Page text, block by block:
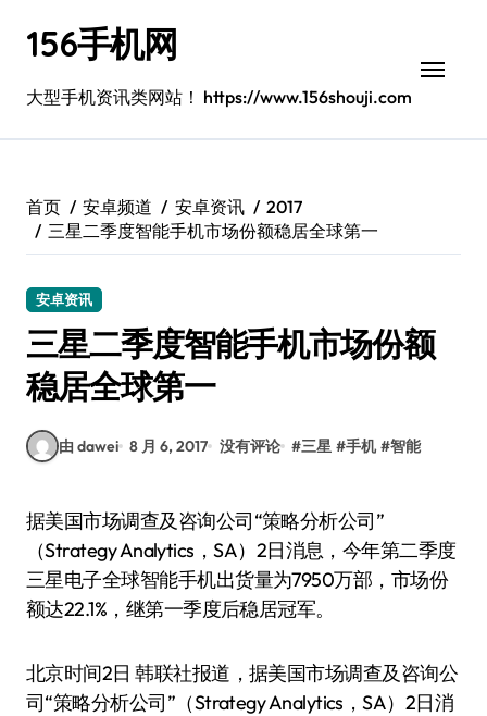
156手机网
大型手机资讯类网站！ https://www.156shouji.com
首页 安卓频道 安卓资讯
2017
三星二季度智能手机市场份额稳居全球第一
安卓资讯
三星二季度智能手机市场份额
稳居全球第一
由 dawei 8 月 6, 2017 没有评论 #三星 #手机 #智能
据美国市场调查及咨询公司“策略分析公司”
（Strategy Analytics，SA）2日消息，今年第二季度
三星电子全球智能手机出货量为7950万部，市场份
额达22.1%，继第一季度后稳居冠军。
北京时间2日 韩联社报道，据美国市场调查及咨询公
司“策略分析公司”（Strategy Analytics，SA）2日消